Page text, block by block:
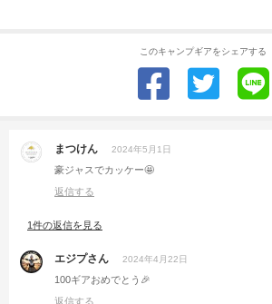
このキャンプギアをシェアする
まつけん 2024年5月1日
豪ジャスでカッケー🤩
返信する
1件の返信を見る
エジプさん 2024年4月22日
100ギアおめでとう🎉
返信する